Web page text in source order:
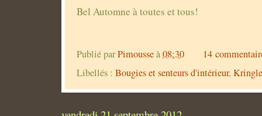
Bel Automne à toutes et tous!
Publié parPimousseà08:30
14
Libellés : Bougies et senteurs d'intérieur,